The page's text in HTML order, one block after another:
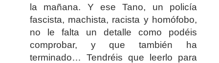
la mañana. Y ese Tano, un policía
fascista, machista, racista y homófobo,
no le falta un detalle como podéis
comprobar, y que también ha
terminado… Tendréis que leerlo para